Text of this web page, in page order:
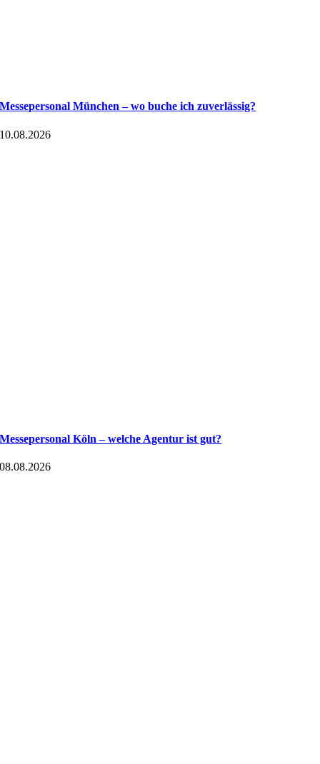
Messepersonal München – wo buche ich zuverlässig?
10.08.2026
Messepersonal Köln – welche Agentur ist gut?
08.08.2026